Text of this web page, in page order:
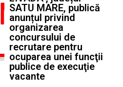
SATU MARE, publică
anunțul privind
organizarea
concursului de
recrutare pentru
ocuparea unei funcţii
publice de execuţie
vacante